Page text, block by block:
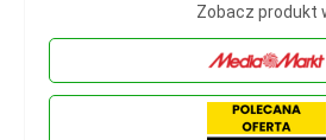
Zobacz produkt